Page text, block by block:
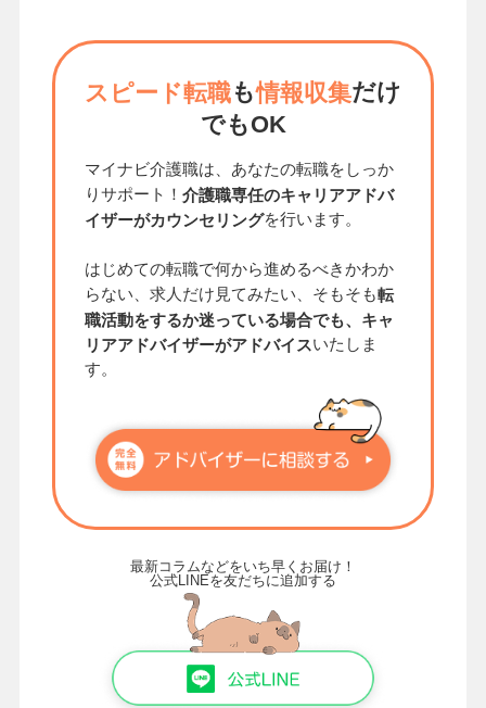
スピード転職も情報収集だけ
でもOK
マイナビ介護職は、あなたの転職をしっか
りサポート！ 介護職専任のキャリアアドバ
イザーがカウンセリングを行います。
はじめての転職で何から進めるべきかわか
らない、求人だけ見てみたい、そもそも転
職活動をするか迷っている場合でも、キャ
リアアドバイザーがアドバイスいたしま
す。
最新コラムなどをいち早くお届け！
公式LINEを友だちに追加する